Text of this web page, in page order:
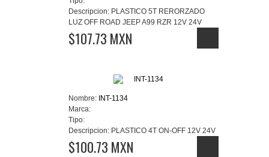
Descripcion: PLASTICO 5T RERORZADO
LUZ OFF ROAD JEEP A99 RZR 12V 24V
$107.73 MXN
Nombre: INT-1134
Marca:
Tipo:
Descripcion: PLASTICO 4T ON-OFF 12V 24V
$100.73 MXN